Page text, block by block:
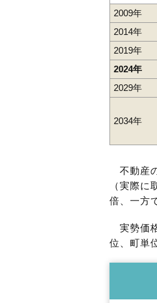
2009年
2014年
2019年
2024年
2029年
2034年
不動産
（実際
倍、一方
実勢価
位、町単